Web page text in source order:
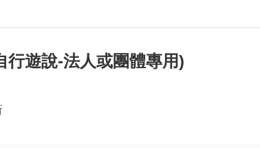
行遊說-法人或團體專用)